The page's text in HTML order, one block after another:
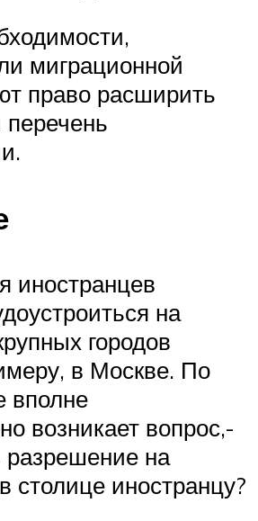
миграционной
право расширить
иностранцев
на
городов
в Москве. По
вполне
возникает вопрос,-
разрешение на
столице иностранцу?